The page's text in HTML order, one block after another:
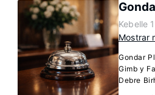
Kebelle
Mostrar
Gondar
Gimb y
Debre